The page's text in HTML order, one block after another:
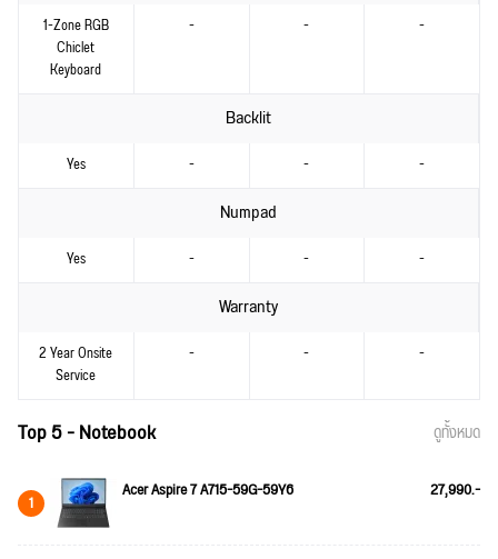
1-Zone RGB
Chiclet
Keyboard
- - -
Backlit
Yes - - -
Numpad
Yes - - -
Warranty
2 Year Onsite
Service
- - -
Top 5 - Notebook ดูทั้งหมด
1 Acer Aspire 7 A715-59G-59Y6 27,990.-